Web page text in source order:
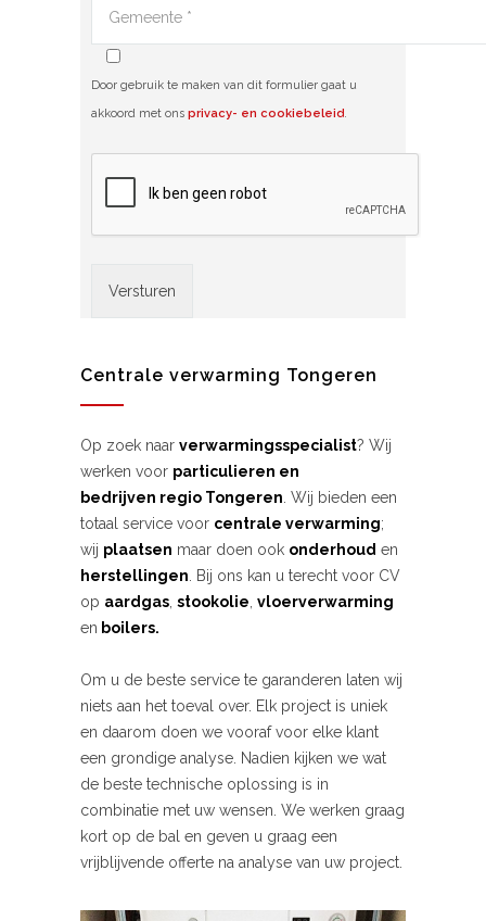
Door gebruik te maken van dit formulier gaat u
akkoord met ons privacy- en cookiebeleid.
Centrale verwarming Tongeren
Op zoek naar verwarmingsspecialist? Wij
werken voor particulieren en
bedrijven regio Tongeren . Wij bieden een
totaal service voor centrale verwarming;
wij plaatsen maar doen ook onderhoud en
herstellingen . Bij ons kan u terecht voor CV
op aardgas stookolie vloerverwarming
en boilers.
Om u de beste service te garanderen laten wij
niets aan het toeval over. Elk project is uniek
en daarom doen we vooraf voor elke klant
een grondige analyse. Nadien kijken we wat
de beste technische oplossing is in
combinatie met uw wensen. We werken graag
kort op de bal en geven u graag een
vrijblijvende offerte na analyse van uw project.